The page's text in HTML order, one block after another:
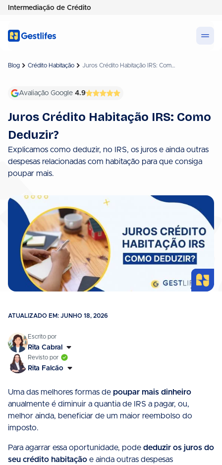
Intermediação de Crédito
Blog Crédito Habitação Juros Crédito Habitação IRS: Como Deduzir?
Avaliação Google 4.9
Juros Crédito Habitação IRS: Como
Deduzir?
Explicamos como deduzir, no IRS, os juros e ainda outras
despesas relacionadas com habitação para que consiga
poupar mais.
ATUALIZADO EM: JUNHO 18, 2026
Rita Cabral
Rita Falcão
Uma das melhores formas de poupar mais dinheiro
anualmente é diminuir a quantia de IRS a pagar, ou,
melhor ainda, beneficiar de um maior reembolso do
imposto.
Para agarrar essa oportunidade, pode deduzir os juros do
seu crédito habitação e ainda outras despesas